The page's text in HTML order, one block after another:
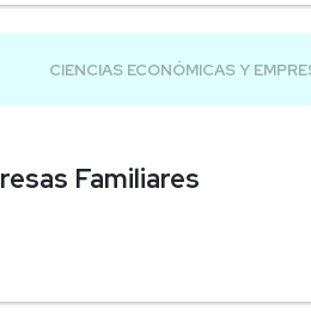
Familiares